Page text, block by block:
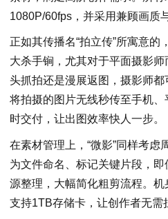
1080P/60fps，并采用兼顾画质
正如其传播名“拍立传”所寓意的
大杀手锏，尤其对于平面摄影
头抓拍还是漫展返图，摄影师都
将拍摄的图片无线秒传至手机
时交付，让出图效率快人一步。
在素材管理上，“微影”同样考
为文件命名、标记关键片段，
源整理，大幅简化粗剪流程。
支持1TB存储卡，让创作者无需